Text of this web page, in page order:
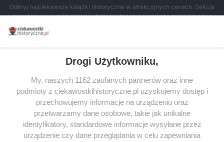
Odkryj najciekawsze książki historyczne w atrakcyjnych cenach. Sekcja
powstała we współpracy z Lubimyczytac.pl, największą społecznością
miłośników literatury w Polsce – dzięki temu możesz wybierać spośród
tytułów najwyżej ocenianych przez czytelników.
SERWIS
SPOŁECZNOŚĆ
WSPÓŁPRACA
Drogi Użytkowniku,
My, naszych 1162 zaufanych partnerów oraz inne
podmioty z ciekawostkihistoryczne.pl uzyskujemy dostęp i
przechowujemy informacje na urządzeniu oraz
przetwarzamy dane osobowe, takie jak unikalne
identyfikatory, standardowe informacje wysyłane przez
urządzenie czy dane przeglądania w celu zapewniania